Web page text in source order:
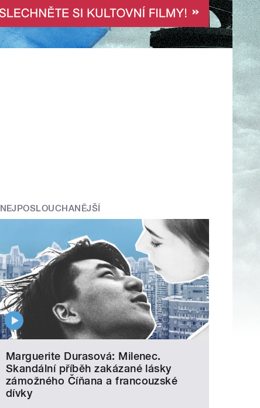
NEJPOSLOUCHANĚJŠÍ
Marguerite Durasová: Milenec.
Skandální příběh zakázané lásky
zámožného Číňana a francouzské
dívky